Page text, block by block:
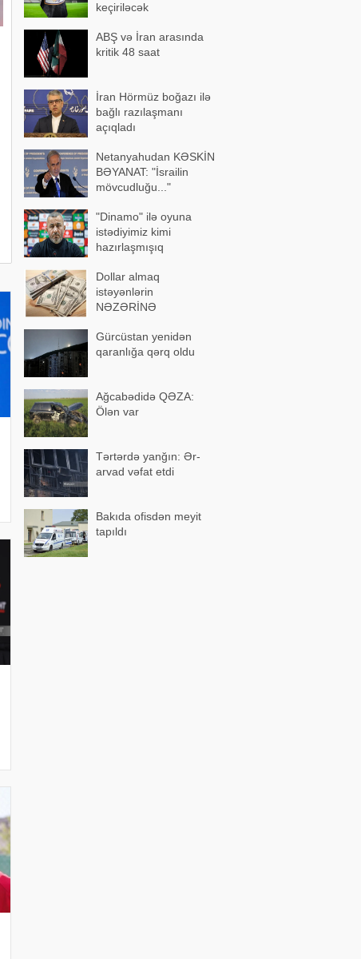
keçiriləcək
ABŞ və İran arasında
kritik 48 saat
İran Hörmüz boğazı ilə
bağlı razılaşmanı
açıqladı
Netanyahudan KƏSKİN
BƏYANAT: "İsrailin
mövcudluğu..."
"Dinamo" ilə oyuna
istədiyimiz kimi
hazırlaşmışıq
Dollar almaq
istəyənlərin
NƏZƏRİNƏ
Gürcüstan yenidən
qaranlığa qərq oldu
Ağcabədidə QƏZA:
Ölən var
Tərtərdə yanğın: Ər-
arvad vəfat etdi
Bakıda ofisdən meyit
tapıldı